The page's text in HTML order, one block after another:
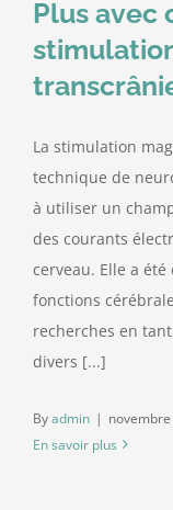
Plus avec
La stimulation
technique de
à utiliser un
des courants
cerveau. Elle a
fonctions
recherches en
divers [...]
Byadmin |
En savoir plus